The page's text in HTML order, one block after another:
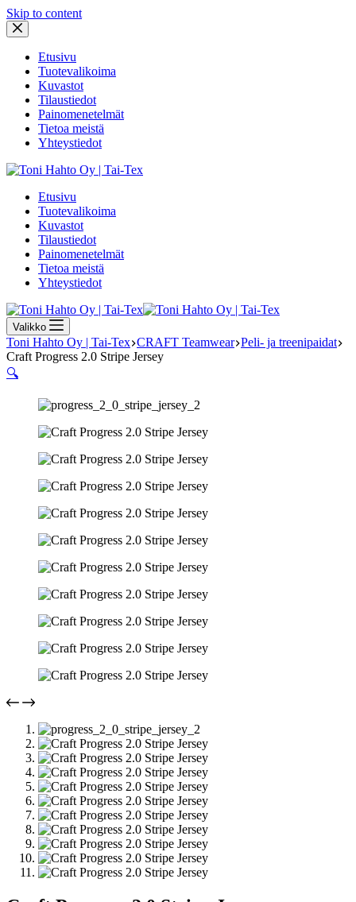
Skip to content
Etusivu
Tuotevalikoima
Kuvastot
Tilaustiedot
Painomenetelmät
Tietoa meistä
Yhteystiedot
Etusivu
Tuotevalikoima
Kuvastot
Tilaustiedot
Painomenetelmät
Tietoa meistä
Yhteystiedot
Valikko
Toni Hahto Oy | Tai-Tex CRAFT Teamwear Peli- ja treenipaidat
Craft Progress 2.0 Stripe Jersey
🔍